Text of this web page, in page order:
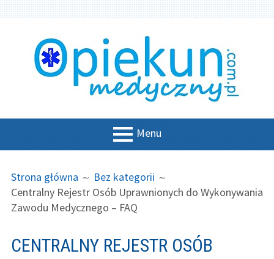
Menu
GŁÓWNE
O portalu
O zawodzie
STRON
Strona główna
Bez kategorii
Centralny Rejestr Osób Uprawnionych do Wykonywania
Zawodu Medycznego – FAQ
CENTRALNY REJESTR OSÓB